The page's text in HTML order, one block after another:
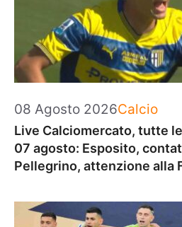
08 Agosto 2026Categorie
Calcio
Live Calciomercato, tutte
07 agosto: Esposito,
Pellegrino, attenzione alla